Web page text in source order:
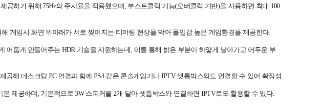
공하기 위해 75Hz의 주사율을 적용했으며, 부스트클럭 기능(오버클럭 기반)을 사용하면 최대 100
게임시 화면 위아래가 서로 찢어지는 티어링 현상을 막아 몰입감 높은 게임환경을 제공한다.
어둡게 만들어주는 HDR 기술을 지원하는데, 이를 통해 밝은 부분이 하얗게 날아가고 어두운 부
공해 데스크탑 PC 연결과 함께 PS4 같은 콘솔게임기나 IPTV 셋톱박스와도 연결할 수 있어 확장성
제공하며, 기본적으로 3W 스피커를 2개 달아 셋톱박스와 연결하면 IPTV로도 활용할 수 있다.